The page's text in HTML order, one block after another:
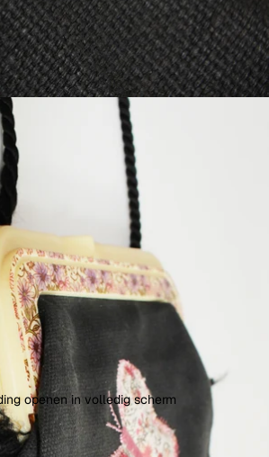
openen in volledig scherm